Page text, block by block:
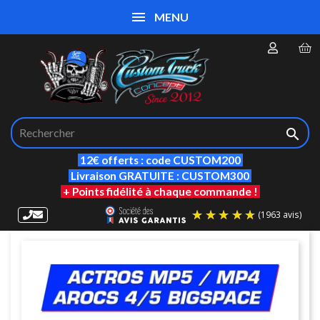

12€ offerts : code CUSTOM200
Livraison GRATUITE : CUSTOM300
+ Points fidélité à chaque commande !
MENU